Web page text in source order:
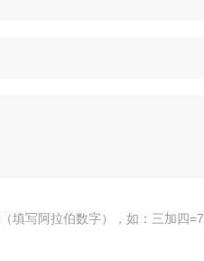
填写阿拉伯数字），如：三加四=7